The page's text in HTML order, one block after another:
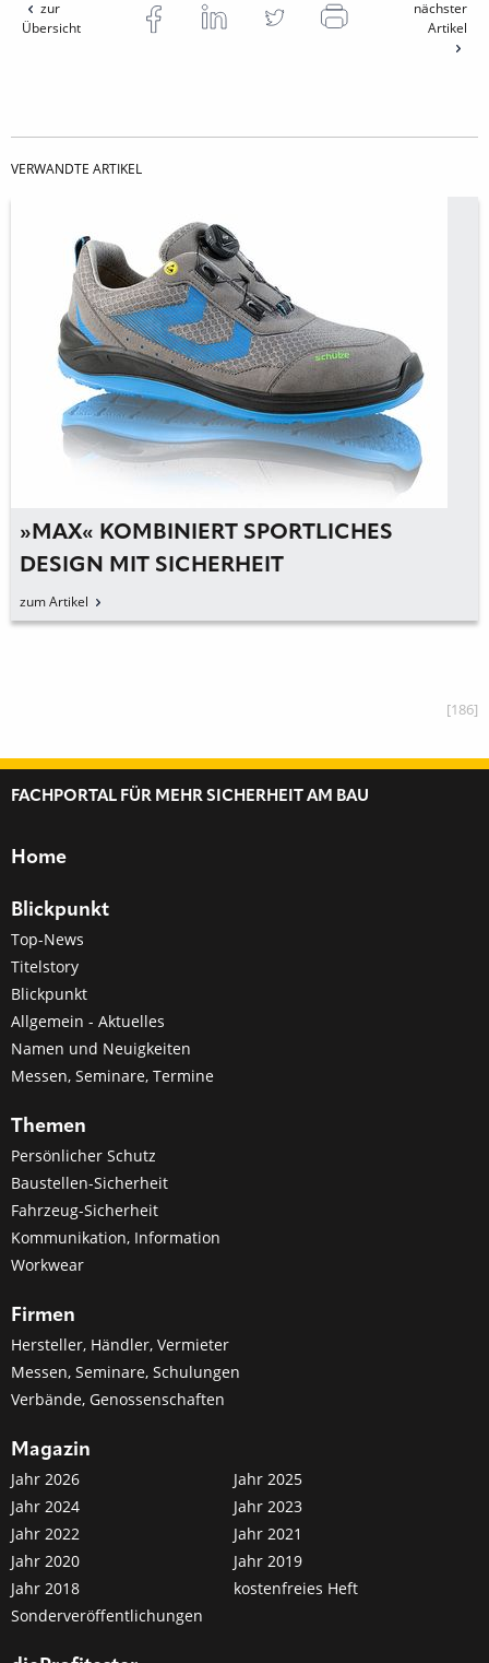
zur
Übersicht
nächster
Artikel
VERWANDTE ARTIKEL
»MAX« KOMBINIERT SPORTLICHES
DESIGN MIT SICHERHEIT
zum Artikel
[186]
FACHPORTAL FÜR MEHR SICHERHEIT AM BAU
Home
Blickpunkt
Top-News
Titelstory
Blickpunkt
Allgemein - Aktuelles
Namen und Neuigkeiten
Messen, Seminare, Termine
Themen
Persönlicher Schutz
Baustellen-Sicherheit
Fahrzeug-Sicherheit
Kommunikation, Information
Workwear
Firmen
Hersteller, Händler, Vermieter
Messen, Seminare, Schulungen
Verbände, Genossenschaften
Magazin
Jahr 2026
Jahr 2025
Jahr 2024
Jahr 2023
Jahr 2022
Jahr 2021
Jahr 2020
Jahr 2019
Jahr 2018
kostenfreies Heft
Sonderveröffentlichungen